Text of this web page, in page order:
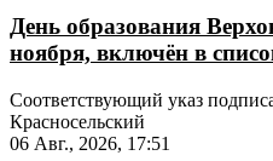
День образования
ноября, включён в
Соответствующий указ
Красносельский
06 Авг., 2026, 17:51